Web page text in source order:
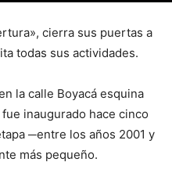
cierra sus puertas a
todas sus actividades.
la calle Boyacá esquina
inaugurado hace cinco
─entre los años 2001 y
más pequeño.